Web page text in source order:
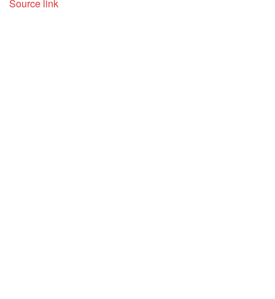
Source link